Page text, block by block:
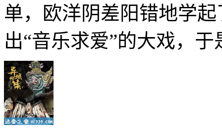
单，欧洋阴差阳错地学
出“音乐求爱”的大戏，